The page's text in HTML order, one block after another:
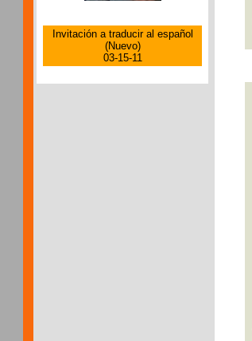
Invitación a traducir al español
(Nuevo)
03-15-11